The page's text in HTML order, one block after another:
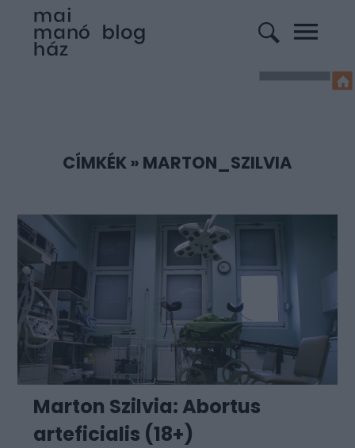
CÍMKÉK» MARTON_SZILVIA
Marton Szilvia: Abortus
arteficialis (18+)